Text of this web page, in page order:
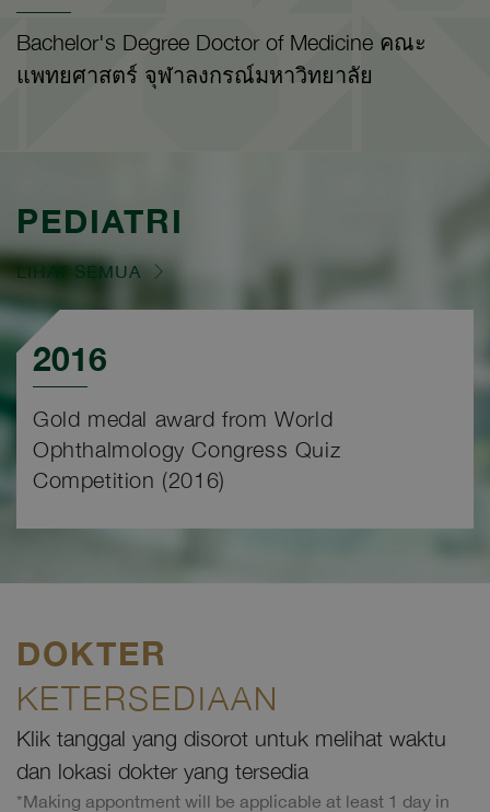
Bachelor's Degree Doctor of Medicine คณะ
แพทยศาสตร์ จุฬาลงกรณ์มหาวิทยาลัย
PEDIATRI
LIHAT SEMUA
2016
Gold medal award from World
Ophthalmology Congress Quiz
Competition (2016)
DOKTER
KETERSEDIAAN
Klik tanggal yang disorot untuk melihat waktu
dan lokasi dokter yang tersedia
*Making appontment will be applicable at least 1 day in